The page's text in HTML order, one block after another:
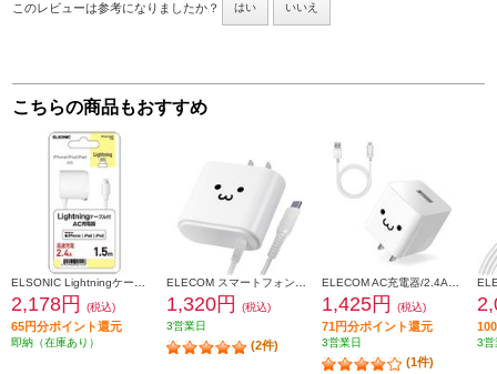
このレビューは参考になりましたか？ はい いいえ
こちらの商品もおすすめ
2,178円 (税込)
65円分ポイント還元
即納（在庫あり）
1,320円
(税込)
3営業日
(2件)
1,425円 (税込)
71円分ポイント還元
3営業日
(1件)
3営